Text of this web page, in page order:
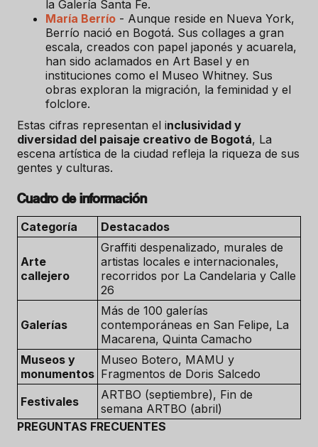
la Galería Santa Fe.
María Berrío - Aunque reside en Nueva York,
Berrío nació en Bogotá. Sus collages a gran
escala, creados con papel japonés y acuarela,
han sido aclamados en Art Basel y en
instituciones como el Museo Whitney. Sus
obras exploran la migración, la feminidad y el
folclore.
Estas cifras representan el inclusividad y
diversidad del paisaje creativo de Bogotá, La
escena artística de la ciudad refleja la riqueza de sus
gentes y culturas.
Cuadro de información
Categoría Destacados
Arte
callejero
Graffiti despenalizado, murales de
artistas locales e internacionales,
recorridos por La Candelaria y Calle
26
Galerías
Más de 100 galerías
contemporáneas en San Felipe, La
Macarena, Quinta Camacho
Museos y
monumentos
Museo Botero, MAMU y
Fragmentos de Doris Salcedo
Festivales
ARTBO (septiembre), Fin de
semana ARTBO (abril)
PREGUNTAS FRECUENTES